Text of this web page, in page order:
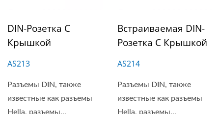
DIN-Розетка С
Крышкой
AS213
Разъемы DIN, также
известные как разъемы
Hella, разъемы...
Встраиваемая DIN-
Розетка С Крышкой
AS214
Разъемы DIN, также
известные как разъемы
Hella, разъемы...